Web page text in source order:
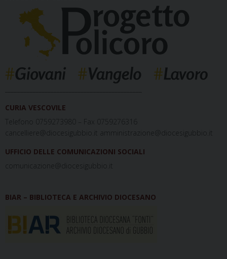
CURIA VESCOVILE
Telefono 0759273980 – Fax 0759276316
cancelliere@diocesigubbio.it amministrazione@diocesigubbio.it
UFFICIO DELLE COMUNICAZIONI SOCIALI
comunicazione@diocesigubbio.it
BIAR – BIBLIOTECA E ARCHIVIO DIOCESANO